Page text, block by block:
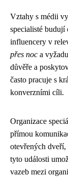
Vztahy s médii
specialisté
influencery v
přes noc a
důvěře a
často pracuje s
konverzními cíli.
Organizace
přímou
otevřených dveří,
tyto události
vazeb mezi